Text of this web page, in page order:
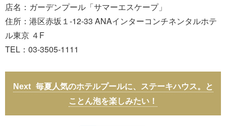
店名：ガーデンプール「サマーエスケープ」
住所：港区赤坂１-12-33 ANAインターコンチネンタルホテ
ル東京 ４F
TEL：03-3505-1111
毎夏人気のホテルプールに、ステーキハウス。と
ことん泡を楽しみたい！